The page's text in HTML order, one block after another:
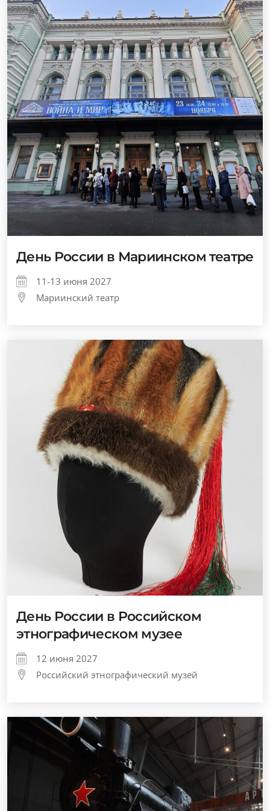
День России в Мариинском театре
11-13 июня 2027
Мариинский театр
День России в Российском
этнографическом музее
12 июня 2027
Российский этнографический музей